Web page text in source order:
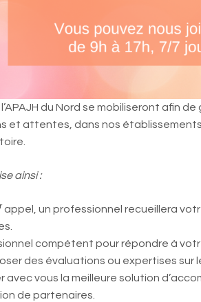
du Nord se mobiliseront afin
et attentes, dans nos
ainsi :
appel, un professionnel recueillera
compétent pour répondre à
des évaluations ou expertises
avec vous la meilleure solution
de partenaires.